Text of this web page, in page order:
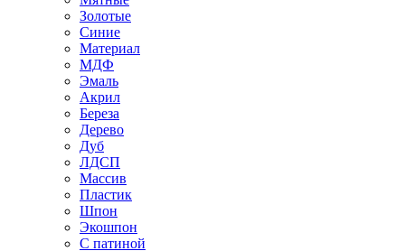
Золотые
Синие
Материал
МДФ
Эмаль
Акрил
Береза
Дерево
Дуб
ЛДСП
Массив
Пластик
Шпон
Экошпон
С патиной